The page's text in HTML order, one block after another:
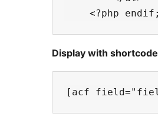
Display with shortcode